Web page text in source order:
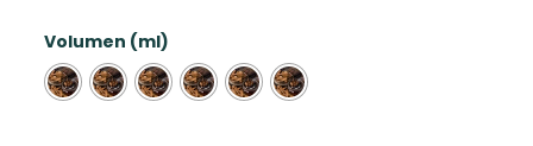
Volumen (ml)